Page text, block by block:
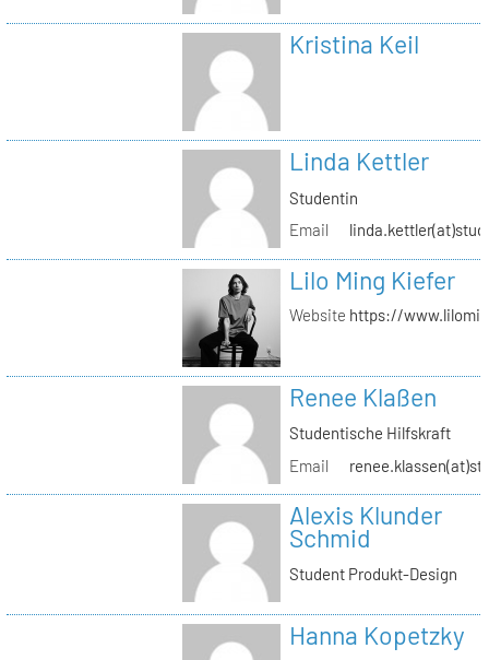
Kristina Keil
Linda Kettler
Studentin
Email
Lilo Ming Kiefer
Website https://
Renee Klaßen
Studentische Hilfskraft
Email
Alexis Klunder
Schmid
Student Produkt-Design
Hanna Kopetzky